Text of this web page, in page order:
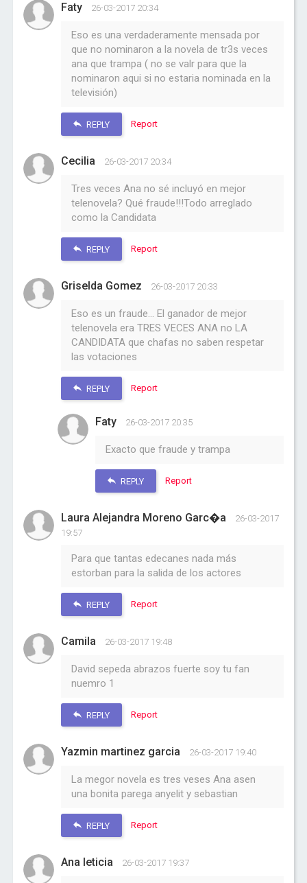
Faty 26-03-2017 20:34
Eso es una verdaderamente mensada por
que no nominaron a la novela de tr3s veces
ana que trampa ( no se valr para que la
nominaron aqui si no estaria nominada en la
televisión)
REPLY Report
Cecilia 26-03-2017 20:34
Tres veces Ana no sé incluyó en mejor
telenovela? Qué fraude!!!Todo arreglado
como la Candidata
REPLY Report
Griselda Gomez 26-03-2017 20:33
Eso es un fraude... El ganador de mejor
telenovela era TRES VECES ANA no LA
CANDIDATA que chafas no saben respetar
las votaciones
REPLY Report
Faty 26-03-2017 20:35
Exacto que fraude y trampa
REPLY Report
Laura Alejandra Moreno Garc�a
26-03-2017
19:57
Para que tantas edecanes nada más
estorban para la salida de los actores
REPLY Report
Camila 26-03-2017 19:48
David sepeda abrazos fuerte soy tu fan
nuemro 1
REPLY Report
Yazmin martinez garcia 26-03-2017 19:40
La megor novela es tres veses Ana asen
una bonita parega anyelit y sebastian
REPLY Report
Ana leticia 26-03-2017 19:37